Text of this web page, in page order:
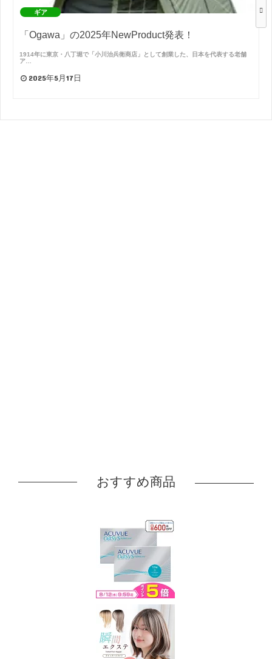
ギア
「Ogawa」の2025年NewProduct発表！
1914年に東京・八丁堀で「小川治兵衛商店」として創業した、日本を代表する老舗
ア…
2025年5月17日
おすすめ商品